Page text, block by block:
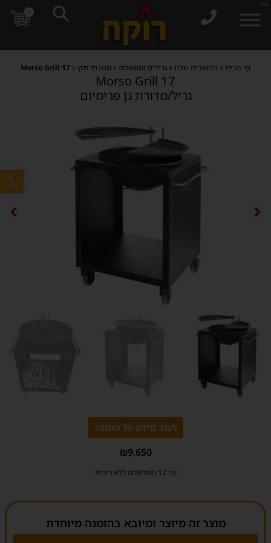
פתח
בס"ד
0
דף הבית » המוצרים שלנו »גרילים ומעשנות » מטבחי חוץ »
Morso Grill 17
לעוד מידע על המוצר
₪9,650
עד 12 תשלומים ללא ריבית
מוצר זה מיוצר ומיובא בהזמנה מיוחדת
Morso Grill 17
גריל/מדורת גן פרימיום